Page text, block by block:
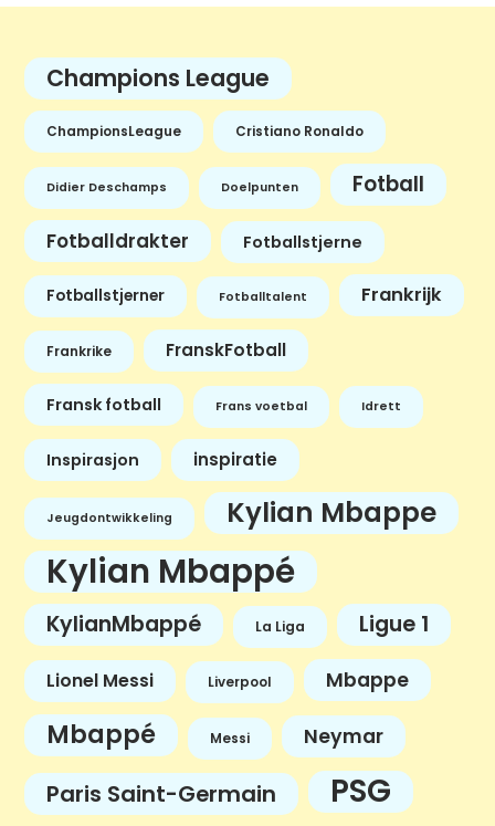
Champions League
ChampionsLeague Cristiano Ronaldo
Didier Deschamps Doelpunten Fotball
Fotballdrakter Fotballstjerne
Fotballstjerner Fotballtalent Frankrijk
Frankrike FranskFotball
Fransk fotball Frans voetbal Idrett
Inspirasjon inspiratie
Jeugdontwikkeling Kylian Mbappe
Kylian Mbappé
KylianMbappé La Liga Ligue 1
Lionel Messi Liverpool Mbappe
Mbappé Messi Neymar
Paris Saint-Germain PSG